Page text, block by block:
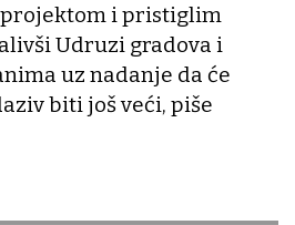
i pristiglim
Udruzi gradova i
uz nadanje da će
biti još veći, piše